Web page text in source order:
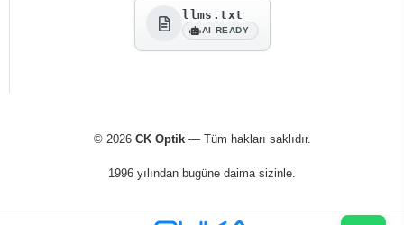
llms.txt
AI READY
© 2026 CK Optik— Tüm hakları saklıdır.
1996 yılından bugüne daima sizinle.